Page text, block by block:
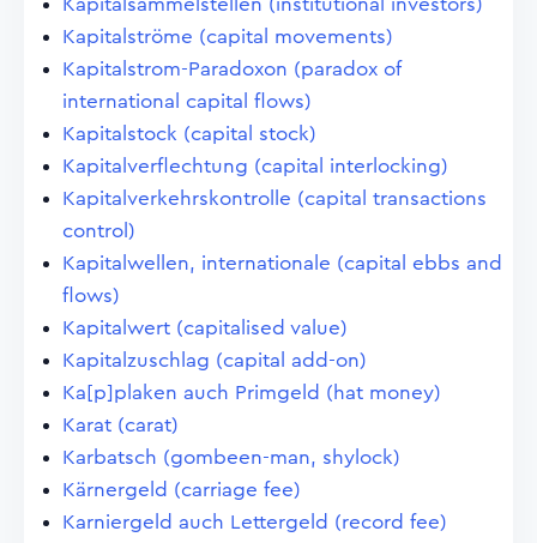
Kapitalsammelstellen (institutional investors)
Kapitalströme (capital movements)
Kapitalstrom-Paradoxon (paradox of
international capital flows)
Kapitalstock (capital stock)
Kapitalverflechtung (capital interlocking)
Kapitalverkehrskontrolle (capital transactions
control)
Kapitalwellen, internationale (capital ebbs and
flows)
Kapitalwert (capitalised value)
Kapitalzuschlag (capital add-on)
Ka[p]plaken auch Primgeld (hat money)
Karat (carat)
Karbatsch (gombeen-man, shylock)
Kärnergeld (carriage fee)
Karniergeld auch Lettergeld (record fee)